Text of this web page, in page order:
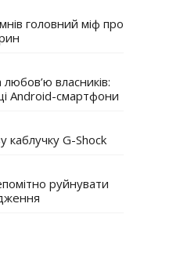
головний міф про
власників:
Android-смартфони
каблучку G-Shock
руйнувати